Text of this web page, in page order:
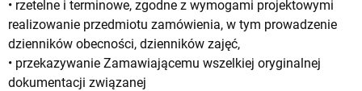
• rzetelne i terminowe, zgodne z wymogami projektowymi
realizowanie przedmiotu zamówienia, w tym prowadzenie
dzienników obecności, dzienników zajęć,
• przekazywanie Zamawiającemu wszelkiej oryginalnej
dokumentacji związanej